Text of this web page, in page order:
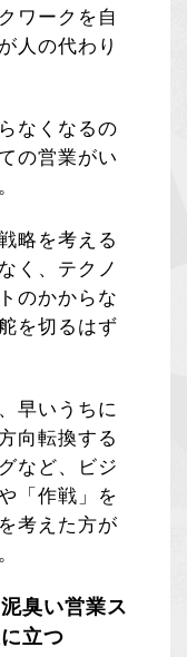
ワークを自
人の代わり
なくなるの
の営業がい
略を考える
く、テクノ
のかからな
を切るはず
早いうちに
向転換する
など、ビジ
「作戦」を
考えた方が
臭い営業ス
立つ